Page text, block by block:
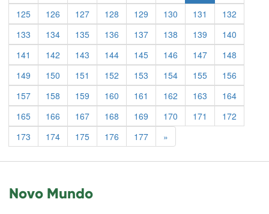
125
126 127 128 129 130 131
132
133
134 135 136 137 138 139
140
141
142 143 144 145 146 147
148
149
150 151 152 153 154 155
156
157
158 159 160 161 162 163
164
165
166 167 168 169 170 171
172
173
174 175 176 177 »
Novo Mundo